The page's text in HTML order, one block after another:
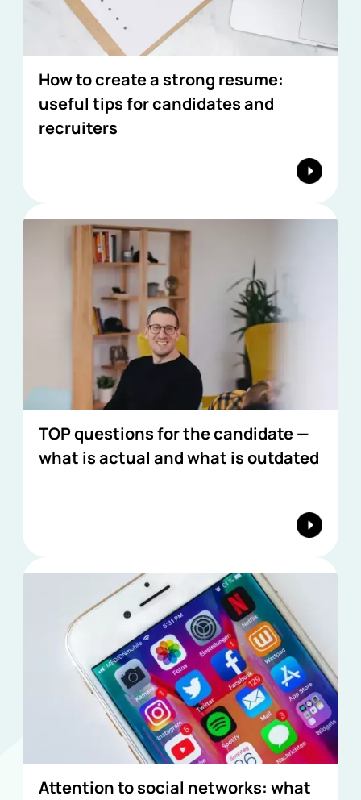
How to create a strong resume:
useful tips for candidates and
recruiters
TOP questions for the candidate —
what is actual and what is outdated
Attention to social networks: what